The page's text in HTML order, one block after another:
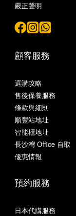
嚴正聲明
顧客服務
選購攻略
售後保養服務
條款與細則
順豐站地址
智能櫃地址
長沙灣 Office 自取
優惠情報
預約服務
日本代購服務